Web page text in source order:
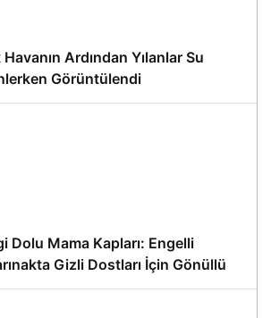
Havanın Ardından Yılanlar Su
Görüntülendi
Dolu Mama Kapları: Engelli
Gizli Dostları İçin Gönüllü